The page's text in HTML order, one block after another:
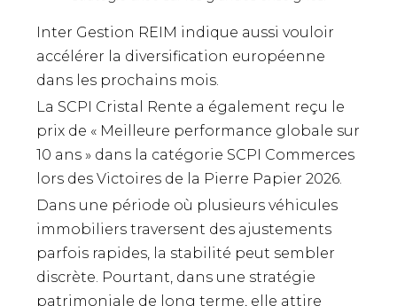
Inter Gestion REIM indique aussi vouloir
accélérer la diversification européenne
dans les prochains mois.
La SCPI Cristal Rente a également reçu le
prix de « Meilleure performance globale sur
10 ans » dans la catégorie SCPI Commerces
lors des Victoires de la Pierre Papier 2026.
Dans une période où plusieurs véhicules
immobiliers traversent des ajustements
parfois rapides, la stabilité peut sembler
discrète. Pourtant, dans une stratégie
patrimoniale de long terme, elle attire